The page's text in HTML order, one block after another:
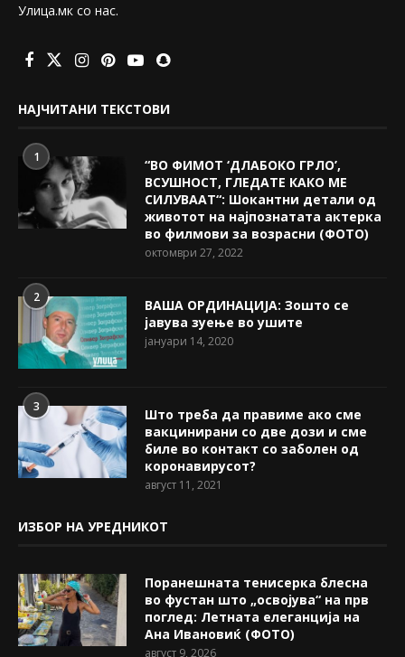
Улица.мк со нас.
НАЈЧИТАНИ ТЕКСТОВИ
1
“ВО ФИМОТ ‘ДЛАБОКО ГРЛО’,
ВСУШНОСТ, ГЛЕДАТЕ КАКО МЕ
СИЛУВААТ“: Шокантни детали од
животот на најпознатата актерка
во филмови за возрасни (ФОТО)
октомври 27, 2022
2
ВАША ОРДИНАЦИЈА: Зошто се
јавува зуење во ушите
јануари 14, 2020
3
Што треба да правиме ако сме
вакцинирани со две дози и сме
биле во контакт со заболен од
коронавирусот?
август 11, 2021
ИЗБОР НА УРЕДНИКОТ
Поранешната тенисерка блесна
во фустан што „освојува“ на прв
поглед: Летната елеганција на
Ана Ивановиќ (ФОТО)
август 9, 2026